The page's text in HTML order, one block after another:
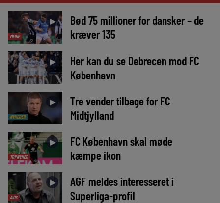
MEDIE
►
Bød 75 millioner for dansker – de
kræver 135
►
Her kan du se Debrecen mod FC
København
NYHEDER
►
Tre vender tilbage for FC
Midtjylland
TOPNYHED
►
FC København skal møde
kæmpe ikon
AVIS
►
AGF meldes interesseret i
Superliga-profil